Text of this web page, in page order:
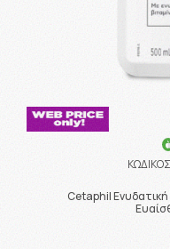
Cetaphil Ενυδατική